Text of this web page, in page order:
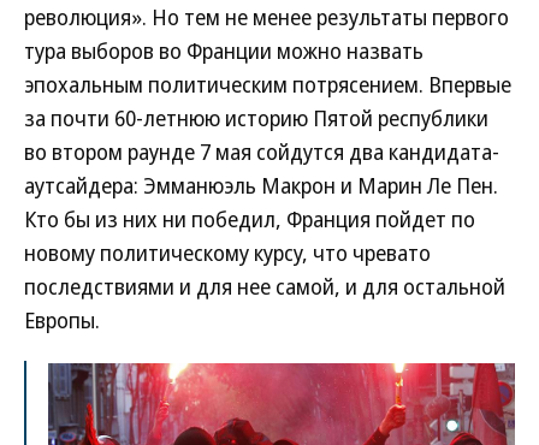
революция». Но тем не менее результаты первого
тура выборов во Франции можно назвать
эпохальным политическим потрясением. Впервые
за почти 60-летнюю историю Пятой республики
во втором раунде 7 мая сойдутся два кандидата-
аутсайдера: Эмманюэль Макрон и Марин Ле Пен.
Кто бы из них ни победил, Франция пойдет по
новому политическому курсу, что чревато
последствиями и для нее самой, и для остальной
Европы.